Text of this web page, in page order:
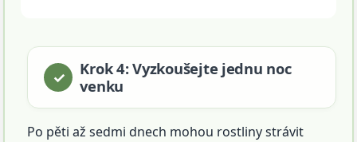
Krok 4: Vyzkoušejte jednu noc
venku
Po pěti až sedmi dnech mohou rostliny strávit